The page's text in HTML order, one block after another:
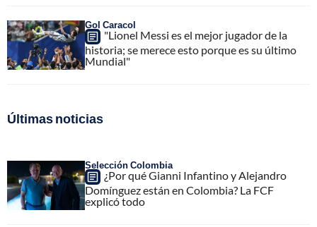
Gol Caracol
"Lionel Messi es el mejor jugador de la
historia; se merece esto porque es su último
Mundial"
Últimas noticias
Selección Colombia
¿Por qué Gianni Infantino y Alejandro
Domínguez están en Colombia? La FCF
explicó todo